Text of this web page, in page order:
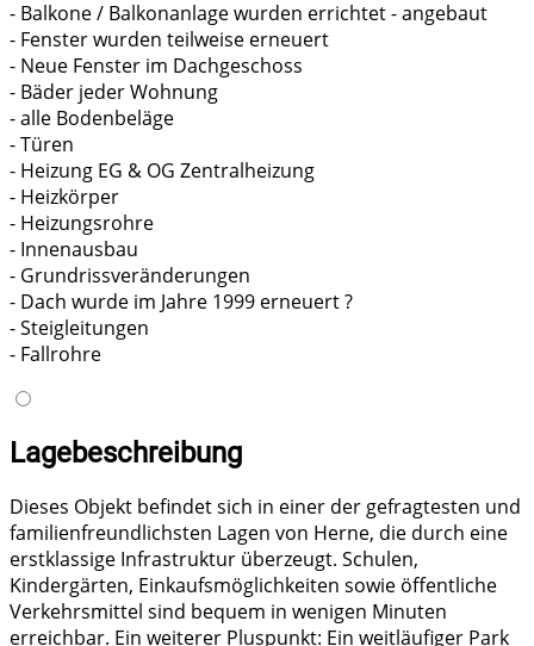
- Balkone / Balkonanlage wurden errichtet - angebaut
- Fenster wurden teilweise erneuert
- Neue Fenster im Dachgeschoss
- Bäder jeder Wohnung
- alle Bodenbeläge
- Türen
- Heizung EG & OG Zentralheizung
- Heizkörper
- Heizungsrohre
- Innenausbau
- Grundrissveränderungen
- Dach wurde im Jahre 1999 erneuert ?
- Steigleitungen
- Fallrohre
Lagebeschreibung
Dieses Objekt befindet sich in einer der gefragtesten und
familienfreundlichsten Lagen von Herne, die durch eine
erstklassige Infrastruktur überzeugt. Schulen,
Kindergärten, Einkaufsmöglichkeiten sowie öffentliche
Verkehrsmittel sind bequem in wenigen Minuten
erreichbar. Ein weiterer Pluspunkt: Ein weitläufiger Park